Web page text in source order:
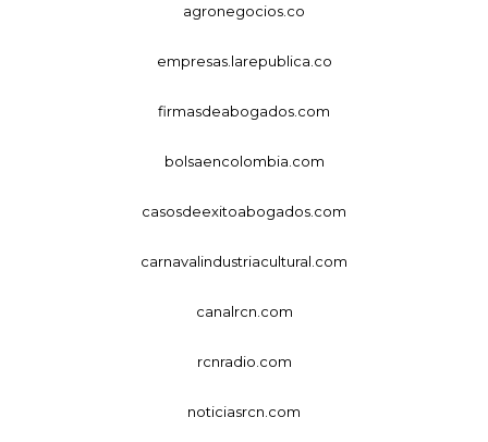
agronegocios.co
empresas.larepublica.co
firmasdeabogados.com
bolsaencolombia.com
casosdeexitoabogados.com
carnavalindustriacultural.com
canalrcn.com
rcnradio.com
noticiasrcn.com